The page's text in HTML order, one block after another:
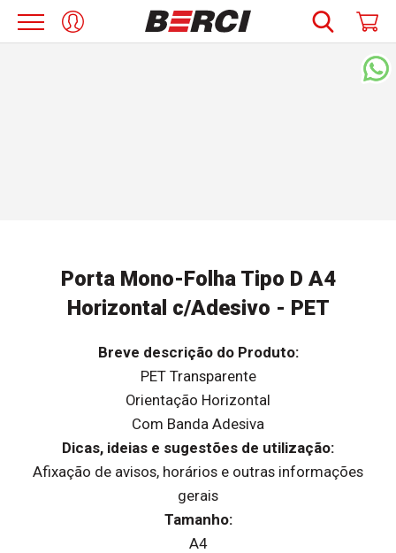
Porta Mono-Folha Tipo D A4
Horizontal c/Adesivo - PET
Breve descrição do Produto:
PET Transparente
Orientação Horizontal
Com Banda Adesiva
Dicas, ideias e sugestões de utilização:
Afixação de avisos, horários e outras informações
gerais
Tamanho:
A4